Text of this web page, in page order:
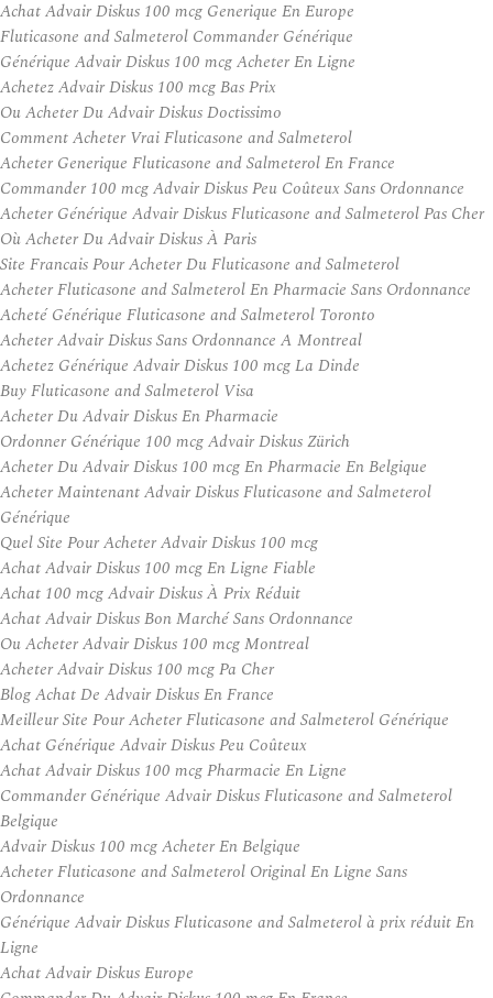
Achat Advair Diskus 100 mcg Generique En Europe
Fluticasone and Salmeterol Commander Générique
Générique Advair Diskus 100 mcg Acheter En Ligne
Achetez Advair Diskus 100 mcg Bas Prix
Ou Acheter Du Advair Diskus Doctissimo
Comment Acheter Vrai Fluticasone and Salmeterol
Acheter Generique Fluticasone and Salmeterol En France
Commander 100 mcg Advair Diskus Peu Coûteux Sans Ordonnance
Acheter Générique Advair Diskus Fluticasone and Salmeterol Pas Cher
Où Acheter Du Advair Diskus À Paris
Site Francais Pour Acheter Du Fluticasone and Salmeterol
Acheter Fluticasone and Salmeterol En Pharmacie Sans Ordonnance
Acheté Générique Fluticasone and Salmeterol Toronto
Acheter Advair Diskus Sans Ordonnance A Montreal
Achetez Générique Advair Diskus 100 mcg La Dinde
Buy Fluticasone and Salmeterol Visa
Acheter Du Advair Diskus En Pharmacie
Ordonner Générique 100 mcg Advair Diskus Zürich
Acheter Du Advair Diskus 100 mcg En Pharmacie En Belgique
Acheter Maintenant Advair Diskus Fluticasone and Salmeterol
Générique
Quel Site Pour Acheter Advair Diskus 100 mcg
Achat Advair Diskus 100 mcg En Ligne Fiable
Achat 100 mcg Advair Diskus À Prix Réduit
Achat Advair Diskus Bon Marché Sans Ordonnance
Ou Acheter Advair Diskus 100 mcg Montreal
Acheter Advair Diskus 100 mcg Pa Cher
Blog Achat De Advair Diskus En France
Meilleur Site Pour Acheter Fluticasone and Salmeterol Générique
Achat Générique Advair Diskus Peu Coûteux
Achat Advair Diskus 100 mcg Pharmacie En Ligne
Commander Générique Advair Diskus Fluticasone and Salmeterol
Belgique
Advair Diskus 100 mcg Acheter En Belgique
Acheter Fluticasone and Salmeterol Original En Ligne Sans
Ordonnance
Générique Advair Diskus Fluticasone and Salmeterol à prix réduit En
Ligne
Achat Advair Diskus Europe